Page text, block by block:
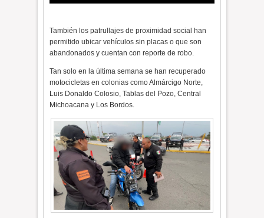
También los patrullajes de proximidad social han
permitido ubicar vehículos sin placas o que son
abandonados y cuentan con reporte de robo.
Tan solo en la última semana se han recuperado
motocicletas en colonias como Almárcigo Norte,
Luis Donaldo Colosio, Tablas del Pozo, Central
Michoacana y Los Bordos.